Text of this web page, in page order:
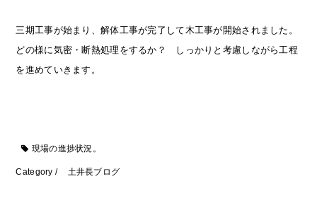
三期工事が始まり、解体工事が完了して木工事が開始されました。
どの様に気密・断熱処理をするか？ しっかりと考慮しながら工程
を進めていきます。
現場の進捗状況。
Category / 土井長ブログ